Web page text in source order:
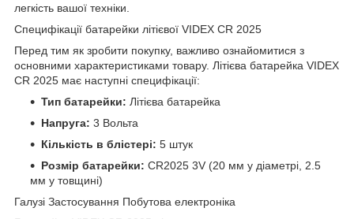
легкість вашої техніки.
Специфікації батарейки літієвої VIDEX CR 2025
Перед тим як зробити покупку, важливо ознайомитися з
основними характеристиками товару. Літієва батарейка VIDEX
CR 2025 має наступні специфікації:
Тип батарейки: Літієва батарейка
Напруга: 3 Вольта
Кількість в блістері: 5 штук
Розмір батарейки: CR2025 3V (20 мм у діаметрі, 2.5
мм у товщині)
Галузі Застосування Побутова електроніка